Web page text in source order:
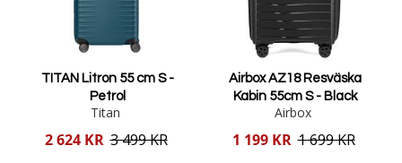
TITAN Litron 55 cm S -
Petrol
Titan
Reducerat
2 624 KR 3 499 KR
Airbox AZ18 Resväska
Kabin 55cm S - Black
Airbox
Reducerat
1 199 KR 1 699 KR